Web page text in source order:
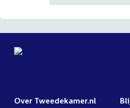
Over Tweedekamer.nl